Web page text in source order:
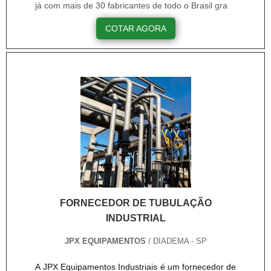
ambiente;Aumento da otimização da relação entre
custo-benefício do aquecimento;Mais segurança
para os funcionários;Equipamentos funcionando
perdas insignificantes, com queimas limpas,
excesso de ar devidamente controlado, tornando a
caldeira e outros equipamentos muito mais
produtivos.EFICIÊNCIA EM REGULAGEM DE
COMBUSTÃO EM QUEIMADORESSendo líder no
mercado e precursora no mercado, a Serv-Cal
comprova a essência de trazer o melhor para todos
os clientes. A empresa garante a satisfação dos
clientes através de um atendimento singular, por
qualificados. Para saber mais sobre os serviços
já com mais de 30 fabricantes de todo o Brasil gra
COTAR AGORA
FORNECEDOR DE TUBULAÇÃO
INDUSTRIAL
JPX EQUIPAMENTOS / DIADEMA - SP
A JPX Equipamentos Industriais é um fornecedor de